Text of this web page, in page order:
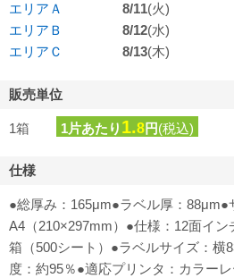
エリアＡ
8/11(火)
エリアＢ
8/12(水)
エリアＣ
8/13(木)
販売単位
1箱 1片あたり 1.8円(税込)
仕様
●総厚み：165μm●ラベル厚：88μm●
A4（210×297mm）●仕様：12面イ
箱（500シート）●ラベルサイズ：横
度：約95％●適応プリンタ：カラー